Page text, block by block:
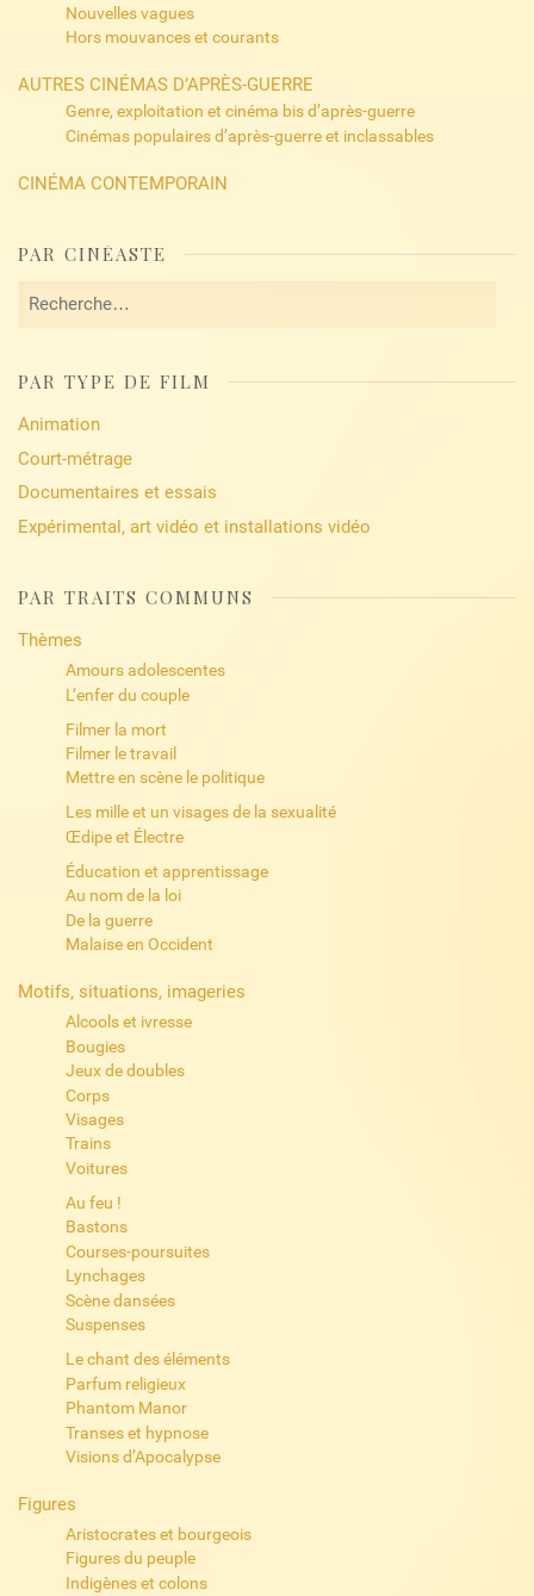
Nouvelles vagues
Hors mouvances et courants
AUTRES CINÉMAS D’APRÈS-GUERRE
Genre, exploitation et cinéma bis d’après-guerre
Cinémas populaires d’après-guerre et inclassables
CINÉMA CONTEMPORAIN
PAR CINÉASTE
Rechercher :
PAR TYPE DE FILM
Animation
Court-métrage
Documentaires et essais
Expérimental, art vidéo et installations vidéo
PAR TRAITS COMMUNS
Thèmes
Amours adolescentes
L’enfer du couple
Filmer la mort
Filmer le travail
Mettre en scène le politique
Les mille et un visages de la sexualité
Œdipe et Électre
Éducation et apprentissage
Au nom de la loi
De la guerre
Malaise en Occident
Motifs, situations, imageries
Alcools et ivresse
Bougies
Jeux de doubles
Corps
Visages
Trains
Voitures
Au feu !
Bastons
Courses-poursuites
Lynchages
Scène dansées
Suspenses
Le chant des éléments
Parfum religieux
Phantom Manor
Transes et hypnose
Visions d’Apocalypse
Figures
Aristocrates et bourgeois
Figures du peuple
Indigènes et colons